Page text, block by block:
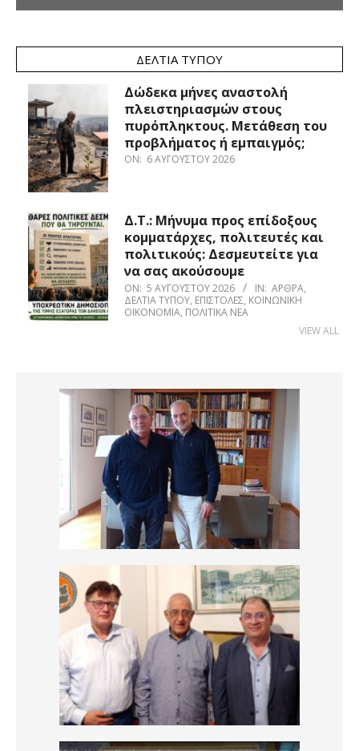
ΔΕΛΤΊΑ ΤΎΠΟΥ
Δώδεκα μήνες αναστολή
πλειστηριασμών στους
πυρόπληκτους. Μετάθεση του
προβλήματος ή εμπαιγμός;
ON: 6 ΑΥΓΟΎΣΤΟΥ 2026
Δ.Τ.: Μήνυμα προς επίδοξους
κομματάρχες, πολιτευτές και
πολιτικούς: Δεσμευτείτε για
να σας ακούσουμε
ON: 5 ΑΥΓΟΎΣΤΟΥ 2026 IN: ΆΡΘΡΑ,
ΔΕΛΤΊΑ ΤΎΠΟΥ, ΕΠΙΣΤΟΛΈΣ, ΚΟΙΝΩΝΙΚΉ
ΟΙΚΟΝΟΜΊΑ, ΠΟΛΙΤΙΚΆ ΝΈΑ
VIEW ALL